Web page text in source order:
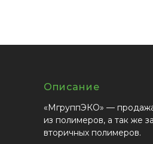
Описание
«МгруппЭКО» —
из полимеров, а так же
вторичных полимеров.